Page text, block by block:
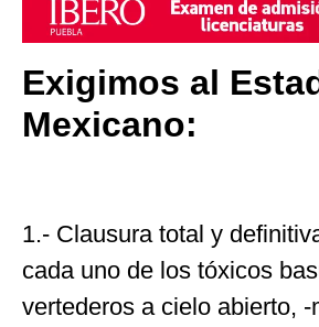
Exigimos al
Mexicano:
1.- Clausura total y
cada uno de los tóxicos
vertederos a cielo abierto,